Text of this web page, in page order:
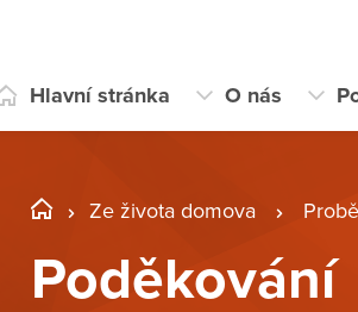
Hlavní stránka O nás
Ze života domova
Poděkování